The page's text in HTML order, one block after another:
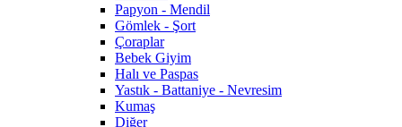
Papyon - Mendil
Gömlek - Şort
Çoraplar
Bebek Giyim
Halı ve Paspas
Yastık - Battaniye - Nevresim
Kumaş
Diğer